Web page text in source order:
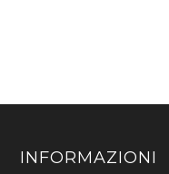
INFORMAZIONI